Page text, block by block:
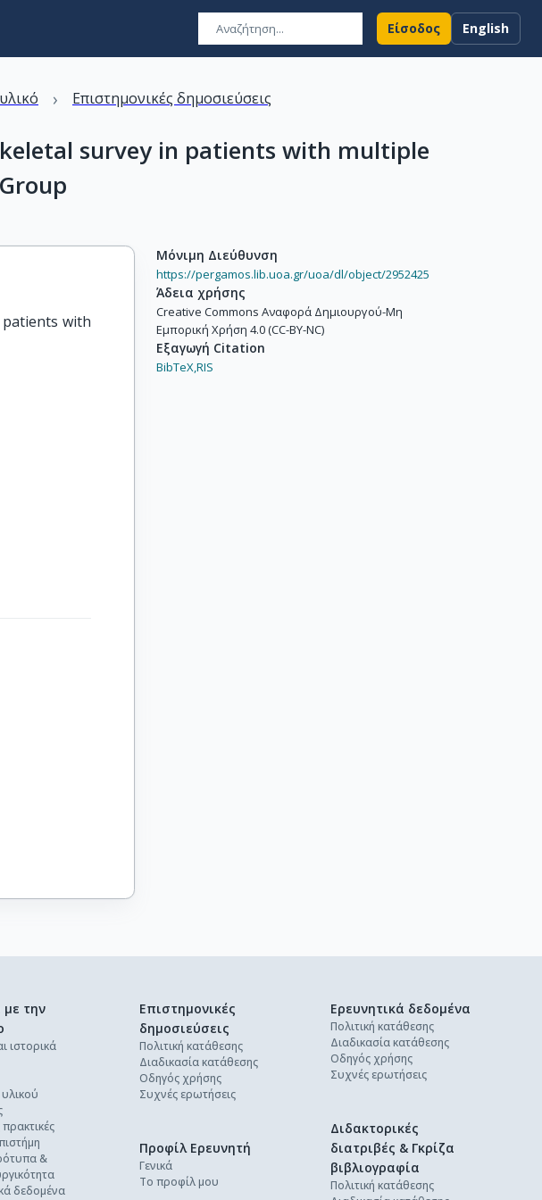
Είσοδος English
› Επιστημονικές δημοσιεύσεις
survey in patients with multiple
with
Μόνιμη Διεύθυνση
https://pergamos.lib.uoa.gr/uoa/dl/object/2952425
Άδεια χρήσης
Creative Commons Αναφορά Δημιουργού-Μη
Εμπορική Χρήση 4.0 (CC-BY-NC)
Εξαγωγή Citation
BibTeX,RIS
με την
ιστορικά
&
δεδομένα
Επιστημονικές
δημοσιεύσεις
Πολιτική κατάθεσης
Διαδικασία κατάθεσης
Οδηγός χρήσης
Συχνές ερωτήσεις
Ερευνητικά δεδομένα
Πολιτική κατάθεσης
Διαδικασία κατάθεσης
Οδηγός χρήσης
Συχνές ερωτήσεις
Διδακτορικές
διατριβές & Γκρίζα
βιβλιογραφία
Πολιτική κατάθεσης
Προφίλ Ερευνητή
Γενικά
Το προφίλ μου